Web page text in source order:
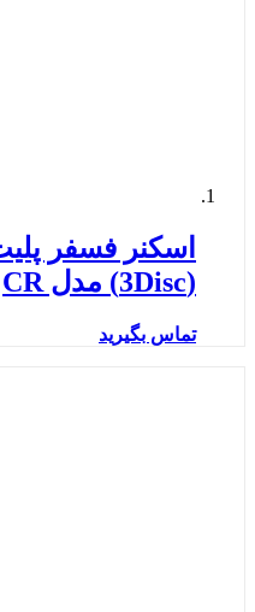
(3Disc) مدل CR
تماس بگیرید